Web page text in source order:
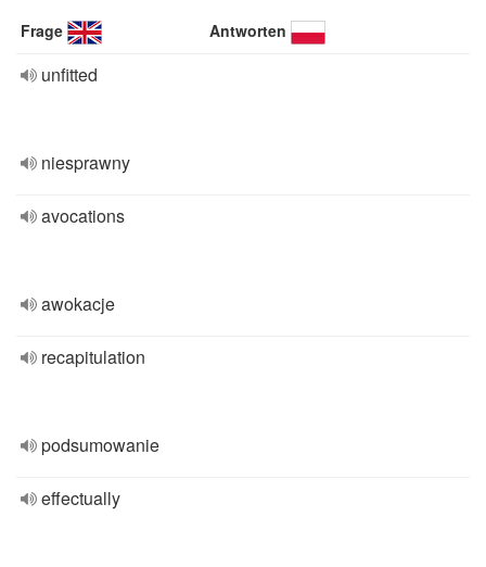
Frage Antworten
unfitted
niesprawny
avocations
awokacje
recapitulation
podsumowanie
effectually